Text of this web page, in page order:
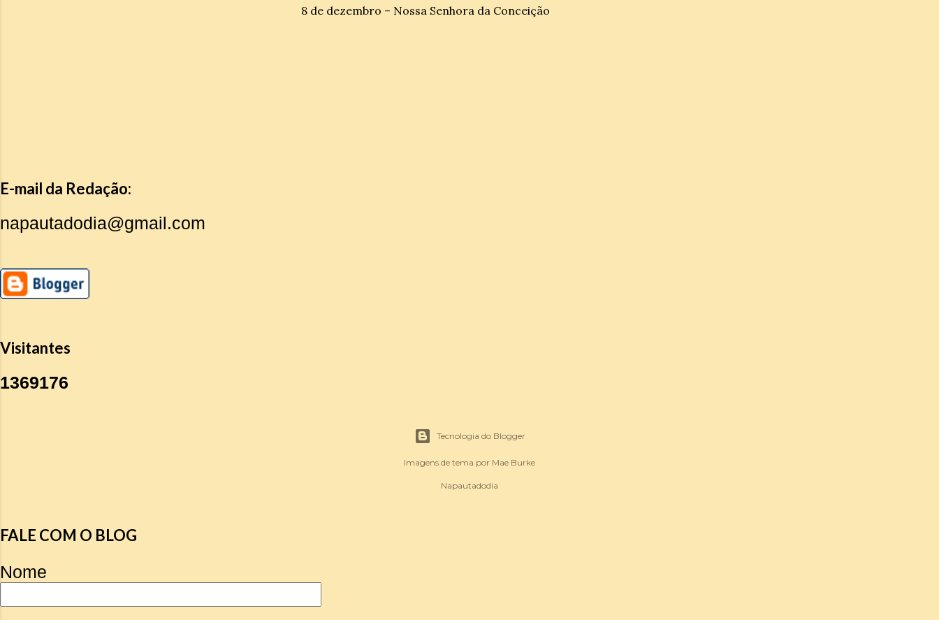
8 de dezembro – Nossa Senhora da Conceição
E-mail da Redação:
napautadodia@gmail.com
Visitantes
1369176
Tecnologia do Blogger
Imagens de tema por Mae Burke
Napautadodia
FALE COM O BLOG
Nome